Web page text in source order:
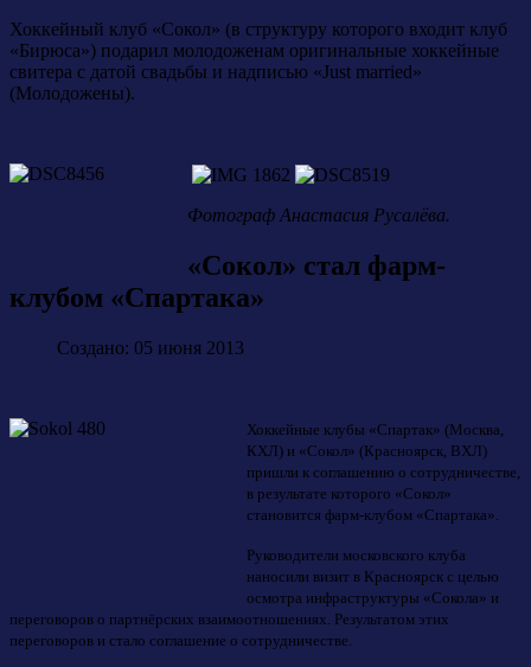
Хоккейный клуб «Сокол» (в структуру которого входит клуб
«Бирюса») подарил молодоженам оригинальные хоккейные
свитера с датой свадьбы и надписью «Just married»
(Молодожены).
Фотограф Анастасия Русалёва.
«Сокол» стал фарм-
клубом «Спартака»
Создано: 05 июня 2013
Хоккейные клубы «Спартак» (Москва,
КХЛ) и «Сокол» (Красноярск, ВХЛ)
пришли к соглашению о сотрудничестве,
в результате которого «Сокол»
становится фарм-клубом «Спартака».
Руководители московского клуба
наносили визит в Красноярск с целью
осмотра инфраструктуры «Сокола» и
переговоров о партнёрских взаимоотношениях. Результатом этих
переговоров и стало соглашение о сотрудничестве.